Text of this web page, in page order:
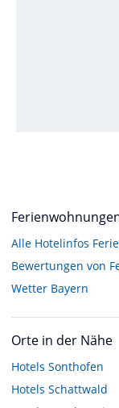
Alle Hotelinfos
Bewertungen von
Wetter Bayern
Orte in der Nähe
Hotels Sonthofen
Hotels Schattwald